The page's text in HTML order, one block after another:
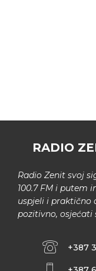
RADIO
Radio Zenit svoj
100.7 FM i putem
uspjeli i praktično
pozitivno, osjećati
+387